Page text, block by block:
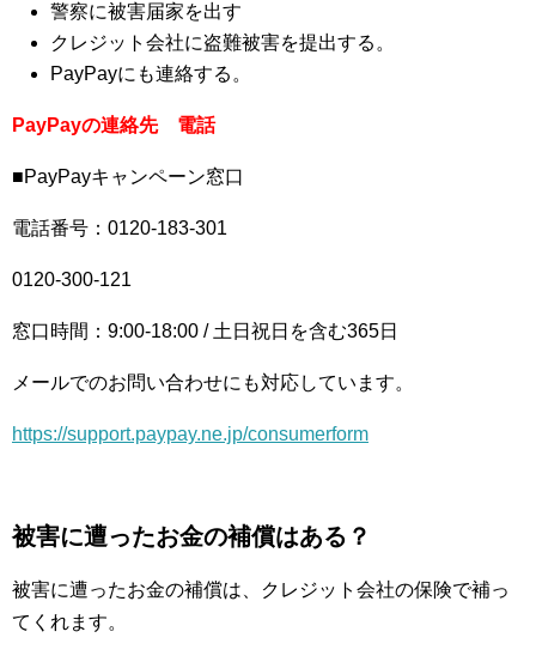
警察に被害届家を出す
クレジット会社に盗難被害を提出する。
PayPayにも連絡する。
PayPayの連絡先 電話
■PayPayキャンペーン窓口
電話番号：0120-183-301
0120-300-121
窓口時間：9:00-18:00 / 土日祝日を含む365日
メールでのお問い合わせにも対応しています。
https://support.paypay.ne.jp/consumerform
被害に遭ったお金の補償はある？
被害に遭ったお金の補償は、クレジット会社の保険で補っ
てくれます。